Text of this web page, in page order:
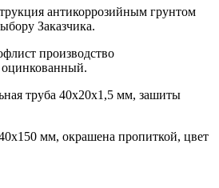
антикоррозийным грунтом
Заказчика.
производство
труба 40х20х1,5 мм, зашиты
мм, окрашена пропиткой, цвет